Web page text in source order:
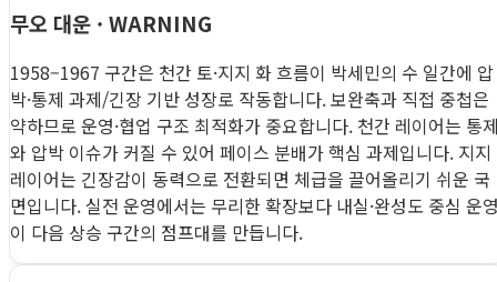
무오 대운 · WARNING
1958–1967 구간은 천간 토·지지 화 흐름이 박세민의 수 일간에 압
박·통제 과제/긴장 기반 성장로 작동합니다. 보완축과 직접 중첩은
약하므로 운영·협업 구조 최적화가 중요합니다. 천간 레이어는 통
와 압박 이슈가 커질 수 있어 페이스 분배가 핵심 과제입니다. 지지
레이어는 긴장감이 동력으로 전환되면 체급을 끌어올리기 쉬운 국
면입니다. 실전 운영에서는 무리한 확장보다 내실·완성도 중심 운
이 다음 상승 구간의 점프대를 만듭니다.